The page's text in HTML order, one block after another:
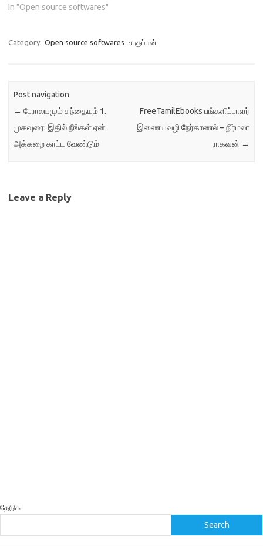
கணினிமொழிகளும்
தரவுஅறிவியலில்
கொண்டுள்ளன,என்ற
பெருமைப்படுத்துகின்றன.…
தரம், முன்கணிப்பு பகுப்பாய்வு,
கருவிகளை வழங்குகிறது. இந்த
புதுமையான SOA எனும்
அடுக்கினை அடிப்படையாகக்
கொண்டது. Mentalese என்பது
மனித மூளையை
சிந்தனையின்…
In "Open source softwares"
Category: Open source softwares ச.குப்பன்
Post navigation
← பேராலயமும் சந்தையும் 1.
முகவுரை: இதில் நீங்கள் ஏன்
அக்கறை காட்ட வேண்டும்
FreeTamilEbooks பங்களிப்பாளர்
இணையவழி நேர்காணல் – நிர்மலா
ராகவன் →
Leave a Reply
தேடுக
Search